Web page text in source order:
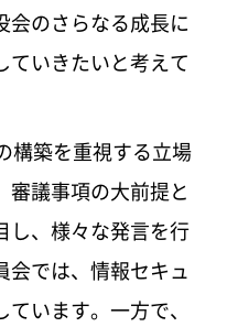
会のさらなる成長に
ていきたいと考えて
構築を重視する立場
審議事項の大前提と
し、様々な発言を行
会では、情報セキュ
います。一方で、